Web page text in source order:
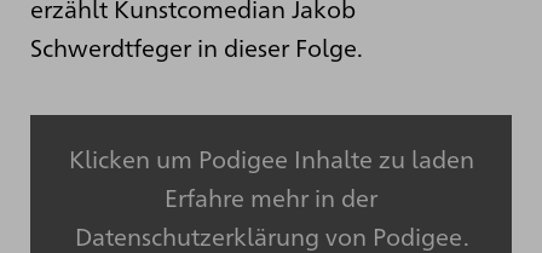
erzählt Kunstcomedian Jakob
Schwerdtfeger in dieser Folge.
Klicken um Podigee Inhalte zu laden
Erfahre mehr in der
Datenschutzerklärung von Podigee.